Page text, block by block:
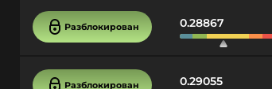
Разблокирован 0.28867
Разблокирован 0.29055